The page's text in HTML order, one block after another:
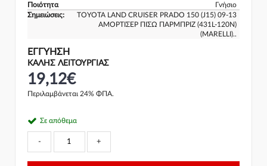
Ποιότητα
Γνήσιο
Σημειώσεις:
TOYOTA LAND CRUISER PRADO 150 (J15) 09-13
ΑΜΟΡΤΙΣΕΡ ΠΙΣΩ ΠΑΡΜΠΡΙΖ (431L-120N)
(MARELLI)..
ΕΓΓΎΗΣΗ
ΚΑΛΗΣ ΛΕΙΤΟΥΡΓΙΑΣ
19,12€
Περιλαμβάνεται 24% ΦΠΑ.
Σε απόθεμα
- +